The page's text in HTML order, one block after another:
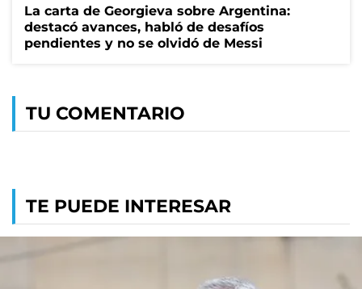
La carta de Georgieva sobre Argentina:
destacó avances, habló de desafíos
pendientes y no se olvidó de Messi
TU COMENTARIO
TE PUEDE INTERESAR